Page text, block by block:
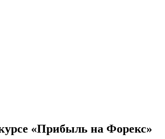
«Прибыль на Форекс»